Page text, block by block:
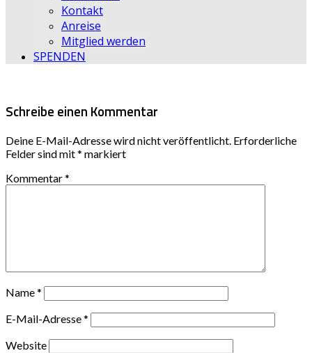
Kontakt
Anreise
Mitglied werden
SPENDEN
Schreibe einen Kommentar
Deine E-Mail-Adresse wird nicht veröffentlicht. Erforderliche
Felder sind mit* markiert
Kommentar*
Name*
E-Mail-Adresse*
Website